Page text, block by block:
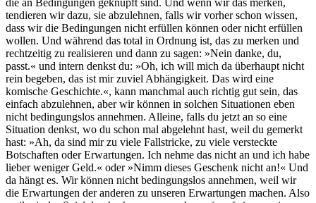
die an Bedingungen geknüpft sind. Und wenn wir das merken,
tendieren wir dazu, sie abzulehnen, falls wir vorher schon wissen,
dass wir die Bedingungen nicht erfüllen können oder nicht erfüllen
wollen. Und während das total in Ordnung ist, das zu merken und
rechtzeitig zu realisieren und dann zu sagen: »Nein danke, du,
passt.« und intern denkst du: »Oh, ich will mich da überhaupt nicht
rein begeben, das ist mir zuviel Abhängigkeit. Das wird eine
komische Geschichte.«, kann manchmal auch richtig gut sein, das
einfach abzulehnen, aber wir können in solchen Situationen eben
nicht bedingungslos annehmen. Alleine, falls du jetzt an so eine
Situation denkst, wo du schon mal abgelehnt hast, weil du gemerkt
hast: »Ah, da sind mir zu viele Fallstricke, zu viele versteckte
Botschaften oder Erwartungen. Ich nehme das nicht an und ich habe
lieber weniger Geld.« oder »Nimm dieses Geschenk nicht an!« Und
da hängt es. Wir können nicht bedingungslos annehmen, weil wir
die Erwartungen der anderen zu unseren Erwartungen machen. Also